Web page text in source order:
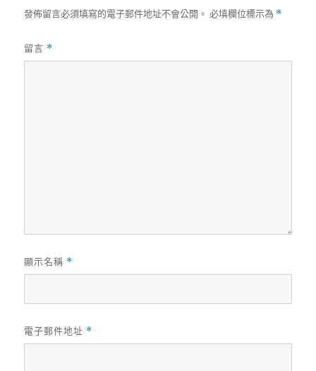
發佈留言必須填寫的電子郵件地址不會公開。 必填欄位標示為 *
留言 *
顯示名稱 *
電子郵件地址 *